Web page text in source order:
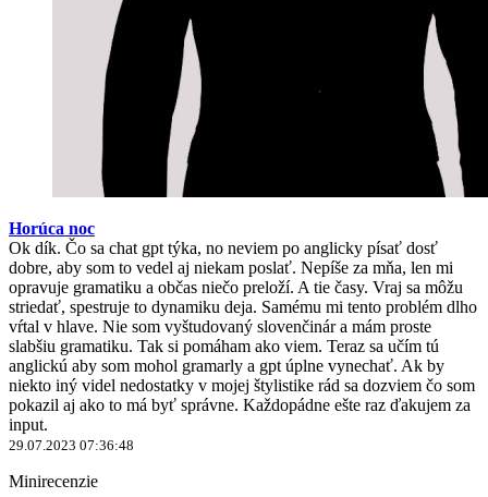
Horúca noc
Ok dík. Čo sa chat gpt týka, no neviem po anglicky písať dosť
dobre, aby som to vedel aj niekam poslať. Nepíše za mňa, len mi
opravuje gramatiku a občas niečo preloží. A tie časy. Vraj sa môžu
striedať, spestruje to dynamiku deja. Samému mi tento problém dlho
vŕtal v hlave. Nie som vyštudovaný slovenčinár a mám proste
slabšiu gramatiku. Tak si pomáham ako viem. Teraz sa učím tú
anglickú aby som mohol gramarly a gpt úplne vynechať. Ak by
niekto iný videl nedostatky v mojej štylistike rád sa dozviem čo som
pokazil aj ako to má byť správne. Každopádne ešte raz ďakujem za
input.
29.07.2023 07:36:48
Minirecenzie